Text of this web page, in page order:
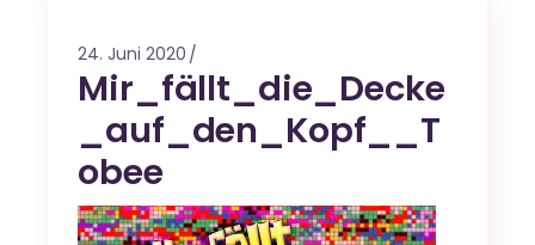
24. Juni 2020
Mir_fällt_die_Decke
_auf_den_Kopf__T
obee